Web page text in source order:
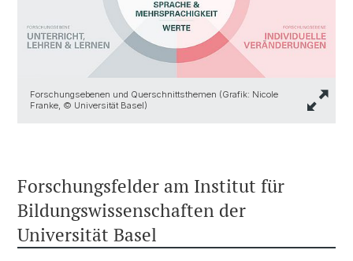
Forschungsebenen und Querschnittsthemen (Grafik: Nicole
Franke, © Universität Basel)
Forschungsfelder am Institut für
Bildungswissenschaften der
Universität Basel